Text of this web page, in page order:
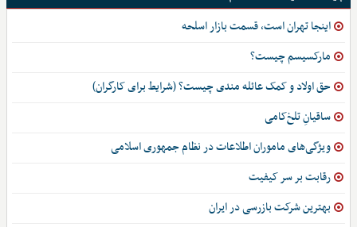
اینجا تهران است، قسمت بازار اسلحه
مارکسیسم چیست؟
حق اولاد و کمک عائله مندی چیست؟ (شرایط برای کارگران)
ساقیانِ تلخ‌کامی
ویژگی‌های ماموران اطلاعات در نظام جمهوری اسلامی
رقابت بر سر کیفیت
بهترین شرکت بازرسی در ایران